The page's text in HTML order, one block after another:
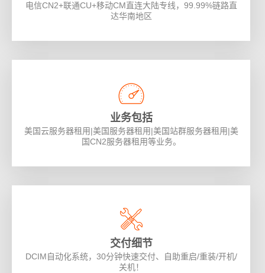
电信CN2+联通CU+移动CM直连大陆专线，99.99%链路直
达华南地区
业务包括
美国云服务器租用|美国服务器租用|美国站群服务器租用|美
国CN2服务器租用等业务。
交付细节
DCIM自动化系统，30分钟快速交付、自助重启/重装/开机/
关机！